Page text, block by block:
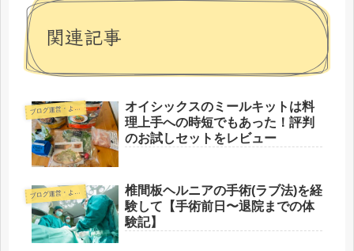
関連記事
ブ
ログ運営・よもやま
オイシックスのミールキットは料
理上手への時短でもあった！評判
のお試しセットをレビュー
ブ
ログ運営・よもやま
椎間板ヘルニアの手術(ラブ法)を経
験して【手術前日〜退院までの体
験記】